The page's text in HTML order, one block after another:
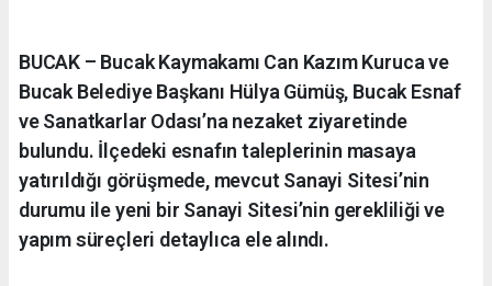
BUCAK – Bucak Kaymakamı Can Kazım Kuruca ve
Bucak Belediye Başkanı Hülya Gümüş, Bucak Esnaf
ve Sanatkarlar Odası’na nezaket ziyaretinde
bulundu. İlçedeki esnafın taleplerinin masaya
yatırıldığı görüşmede, mevcut Sanayi Sitesi’nin
durumu ile yeni bir Sanayi Sitesi’nin gerekliliği ve
yapım süreçleri detaylıca ele alındı.